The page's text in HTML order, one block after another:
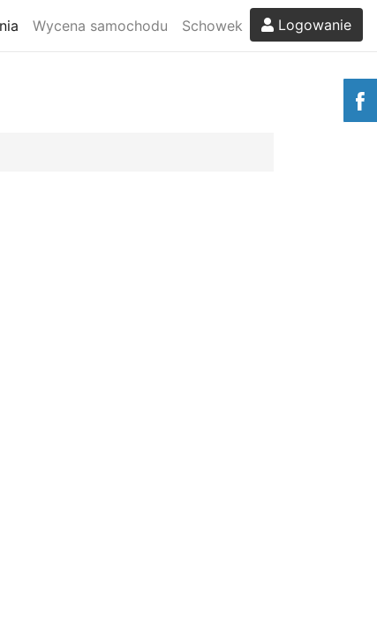
Wycena samochodu Schowek Logowanie